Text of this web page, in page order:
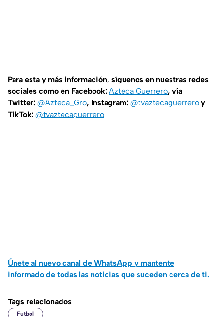
Para esta y más información, síguenos en nuestras redes
sociales como en Facebook: Azteca Guerrero, vía
Twitter: @Azteca_Gro, Instagram: @tvaztecaguerrero y
TikTok: @tvaztecaguerrero
Únete al nuevo canal de WhatsApp y mantente
informado de todas las noticias que suceden cerca de ti.
Tags relacionados
Futbol